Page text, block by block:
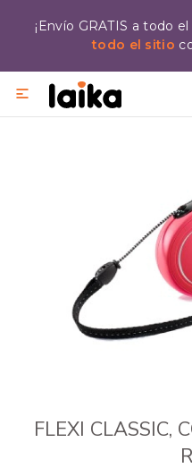
¡Envío GRATIS a todo
todo el sitio

FLEXI CLASSIC,